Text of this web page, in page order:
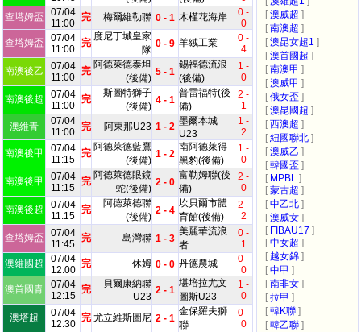
查塔姆盃
07/04
11:00
完 梅爾維勒聯 0 - 1 木槿花海岸
0 -
0
查塔姆盃
07/04
11:00
完
度尼丁城皇家
隊
0 - 9 羊絨工業
0 -
4
南澳後乙
07/04
11:00
完
阿德萊德泰坦
(後備)
5 - 1
錫福德流浪
(後備)
1 -
0
南澳後超
07/04
11:00
完
斯圖特獅子
(後備)
4 - 1
普雷福特(後
備)
2 -
1
澳維青
07/04
11:00 完 阿東那U23 1 - 2 墨爾本城
U23
1 -
2
南澳後甲
07/04
11:15
完
阿德萊德藍鷹
(後備)
1 - 2
南阿德萊得
黑豹(後備)
1 -
0
南澳後甲
07/04
11:15
完
阿德萊德眼鏡
蛇(後備)
2 - 0
富勒姆聯(後
備)
2 -
0
南澳後超
07/04
11:15
完
阿德萊德聯
(後備)
2 - 4
坎貝爾市體
育館(後備)
2 -
2
查塔姆盃
07/04
11:45
完 島灣聯 1 - 3
美麗華流浪
者
0 -
1
澳維國超
07/04
12:00
完 休姆 0 - 0 丹德農城
0 -
0
澳首國青
07/04
12:15
完
貝爾康納聯
U23
2 - 1
堪培拉尤文
圖斯U23
1 -
0
澳塔超
07/04
12:30
完 尤立維斯圖尼 2 - 1
金保羅夫獅
聯
0 -
0
[澳威超 ]
[南澳超 ]
[澳昆女超1 ]
[澳首國超 ]
[南澳甲 ]
[澳威甲 ]
[俄女盃 ]
[澳昆國超 ]
[西澳超 ]
[紐國聯北 ]
[澳威乙 ]
[韓國盃 ]
[MPBL ]
[蒙古超 ]
[中乙北 ]
[澳威女 ]
[FIBAU17 ]
[中女超 ]
[越女錦 ]
[中甲 ]
[南非女 ]
[拉甲 ]
[韓K聯 ]
[韓乙聯 ]